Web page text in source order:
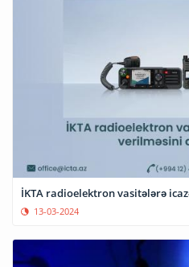
İKTA radioelektron vasitələrə
13-03-2024